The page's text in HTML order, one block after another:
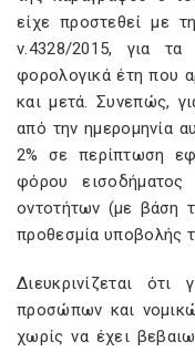
είχε προστεθεί με
ν.4328/2015, για
φορολογικά έτη που
και μετά. Συνεπώς,
από την ημερομηνία
2% σε περίπτωση
φόρου
οντοτήτων (με βάση
προθεσμία υποβολής
Διευκρινίζεται
προσώπων και
χωρίς να έχει